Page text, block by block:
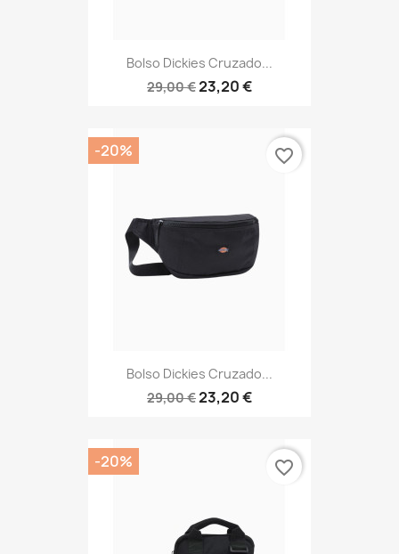
Bolso Dickies Cruzado...
29,00 €23,20 €
Bolso Dickies Cruzado...
29,00 €23,20 €
-20% favorite_border
-20% favorite_border